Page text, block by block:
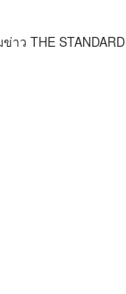
ว THE STANDARD